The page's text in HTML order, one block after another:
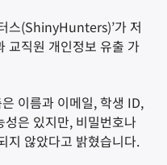
스(ShinyHunters)’가 저
교직원 개인정보 유출 가
이름과 이메일, 학생 ID,
은 있지만, 비밀번호나
지 않았다고 밝혔습니다.